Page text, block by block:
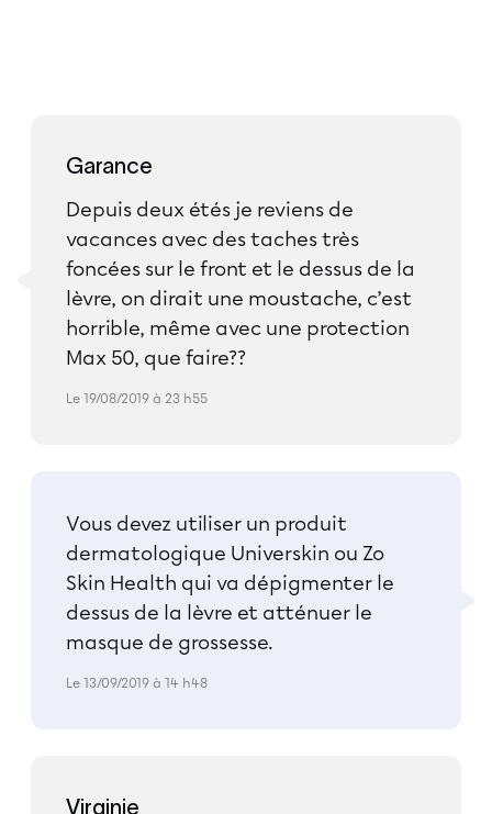
Garance
Depuis deux étés je reviens de
vacances avec des taches très
foncées sur le front et le dessus de la
lèvre, on dirait une moustache, c’est
horrible, même avec une protection
Max 50, que faire??
Le 19/08/2019 à 23 h55
Vous devez utiliser un produit
dermatologique Universkin ou Zo
Skin Health qui va dépigmenter le
dessus de la lèvre et atténuer le
masque de grossesse.
Le 13/09/2019 à 14 h48
Virginie